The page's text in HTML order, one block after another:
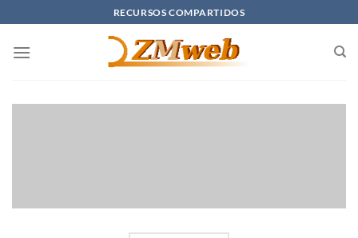
al
contenido
RECURSOS COMPARTIDOS